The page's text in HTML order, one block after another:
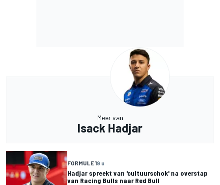
Meer van
Isack Hadjar
FORMULE 19 u
Hadjar spreekt van 'cultuurschok' na overstap
van Racing Bulls naar Red Bull